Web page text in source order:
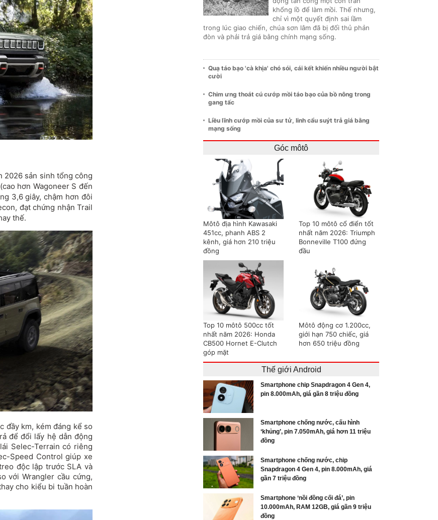
2026 sản sinh tổng công
hơn Wagoneer S đến
3,6 giây, chậm hơn đôi
đạt chứng nhận Trail
thế.
đầy km, kém đáng kể so
để đổi lấy hệ dẫn động
Selec-Terrain có riêng
Speed Control giúp xe
độc lập trước SLA và
với Wrangler cầu cứng,
cho kiểu bi tuần hoàn
khổng lồ để làm mồi. Thế nhưng,
chỉ vì một quyết định sai lầm
trong lúc giao chiến, chúa sơn lâm đã bị đối thủ phản
đòn và phải trả giá bằng chính mạng sống.
Quạ táo bạo 'cà khịa' chó sói, cái kết khiến nhiều người bật
cười
Chim ưng thoát cú cướp mồi táo bạo của bồ nông trong
gang tấc
Liều lĩnh cướp mồi của sư tử, linh cẩu suýt trả giá bằng
mạng sống
Góc môtô
Môtô địa hình Kawasaki
451cc, phanh ABS 2
kênh, giá hơn 210 triệu
đồng
Top 10 môtô cổ điển tốt
nhất năm 2026: Triumph
Bonneville T100 đứng
đầu
Top 10 môtô 500cc tốt
nhất năm 2026: Honda
CB500 Hornet E-Clutch
góp mặt
Môtô động cơ 1.200cc,
giới hạn 750 chiếc, giá
hơn 650 triệu đồng
Thế giới Android
Smartphone chip Snapdragon 4 Gen 4,
pin 8.000mAh, giá gần 8 triệu đồng
Smartphone chống nước, cấu hình
‘khủng’, pin 7.050mAh, giá hơn 11 triệu
đồng
Smartphone chống nước, chip
Snapdragon 4 Gen 4, pin 8.000mAh, giá
gần 7 triệu đồng
Smartphone ‘nồi đồng cối đá’, pin
10.000mAh, RAM 12GB, giá gần 9 triệu
đồng